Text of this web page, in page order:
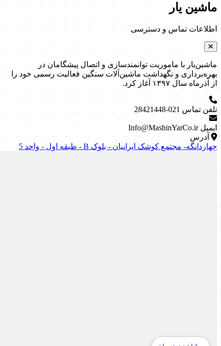
ماشین یار
اطلاعات تماس و دسترسی
ماشین‌یار با ماموریت توانمندسازی و اتصال پیشگامان در
بهره‌برداری و نگهداشت ماشین‌آلات سنگین فعالیت رسمی خود را
از آذرماه سال ۱۳۹۷ آغاز کرد.
تلفن تماس 021-28421448
ایمیل Info@MashinYarCo.ir
آدرس
چهاردانگه- مجتمع کوشک ایرانیان - بلوک B - طبقه اول - واحد 5